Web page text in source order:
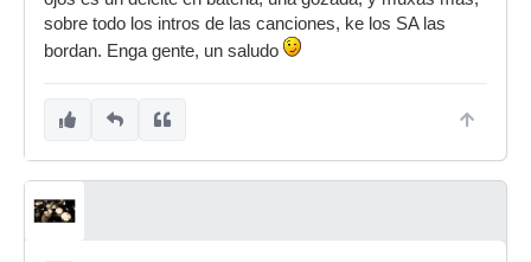
sobre todo los intros de las canciones, ke los SA las
bordan. Enga gente, un saludo